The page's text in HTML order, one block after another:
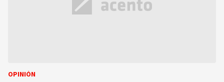
OPINIÓN